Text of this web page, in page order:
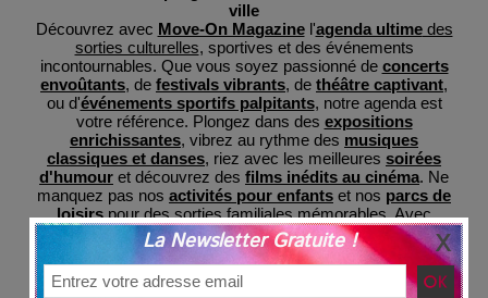
ville
Découvrez avec Move-On Magazinel'agenda ultimedes
sorties culturelles, sportives et des événements
incontournables. Que vous soyez passionné de concerts
envoûtants, de festivals vibrants, de théâtre captivant,
ou d'événements sportifs palpitants, notre agenda est
votre référence. Plongez dans des expositions
enrichissantes, vibrez au rythme des musiques
classiques et danses, riez avec les meilleures soirées
d'humour et découvrez des films inédits au cinéma. Ne
manquez pas nos activités pour enfants et nos parcs de
loisirspour des sorties familiales mémorables. Avec
MoveOnMag, restez informé des dernières tendances et
préparez-vous à des expériences inoubliables, le tout
regroupé en un lieu central pour votre commodité et avec
une billeterie sécurisée grâce à nos partenaires.
La Newsletter Gratuite !